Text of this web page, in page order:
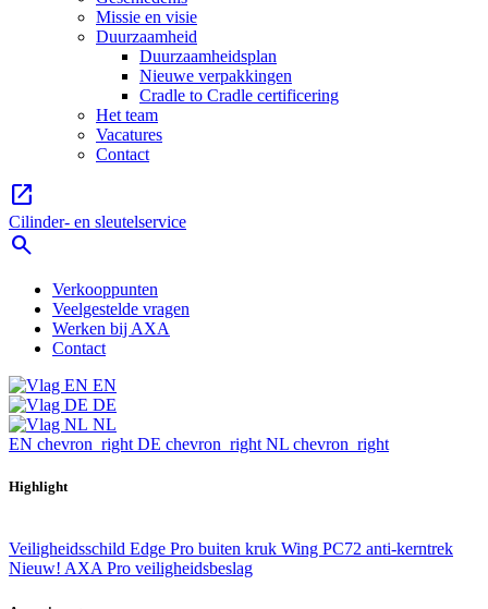
Missie en visie
Duurzaamheid
Duurzaamheidsplan
Nieuwe verpakkingen
Cradle to Cradle certificering
Het team
Vacatures
Contact
open_in_new
Cilinder- en sleutelservice
search
Verkooppunten
Veelgestelde vragen
Werken bij AXA
Contact
EN
DE
NL
EN chevron_right DE chevron_right NL chevron_right
Highlight
Veiligheidsschild Edge Pro buiten kruk Wing PC72 anti-kerntrek
Nieuw! AXA Pro veiligheidsbeslag